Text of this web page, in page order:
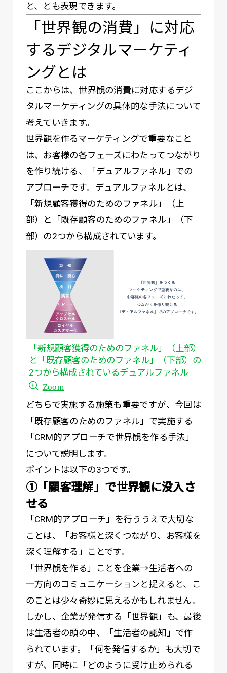
と、とも表現できます。
「世界観の消費」に対応
するデジタルマーケティ
ングとは
ここからは、世界観の消費に対応するデジ
タルマーケティングの具体的な手法について
考えていきます。
世界観を作るマーケティングで重要なこと
は、お客様の各フェーズにわたってつながり
を作り続ける、「デュアルファネル」での
アプローチです。デュアルファネルとは、
「新規顧客獲得のためのファネル」（上
部）と「既存顧客のためのファネル」（下
部）の2つから構成されています。
「新規顧客獲得のためのファネル」（上部）
と「既存顧客のためのファネル」（下部）の
2つから構成されているデュアルファネル
Zoom
どちらで実施する施策も重要ですが、今回は
「既存顧客のためのファネル」で実施する
「CRM的アプローチで世界観を作る手法」
について説明します。
ポイントは以下の3つです。
①「顧客理解」で世界観に没入さ
せる
「CRM的アプローチ」を行ううえで大切な
ことは、「お客様と深くつながり、お客様を
深く理解する」ことです。
「世界観を作る」ことを企業→生活者への
一方向のコミュニケーションと捉えると、こ
のことは少々奇妙に思えるかもしれません。
しかし、企業が発信する「世界観」も、最後
は生活者の頭の中、「生活者の認知」で作
られています。「何を発信するか」も大切で
すが、同時に「どのように受け止められる